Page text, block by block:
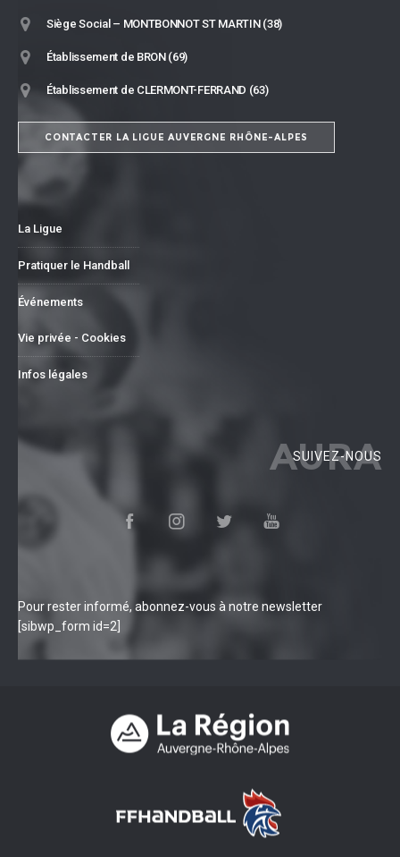
Siège Social – MONTBONNOT ST MARTIN (38)
Établissement de BRON (69)
Établissement de CLERMONT-FERRAND (63)
CONTACTER LA LIGUE AUVERGNE RHÔNE-ALPES
La Ligue
Pratiquer le Handball
Événements
Vie privée - Cookies
Infos légales
AURA
SUIVEZ-NOUS
Pour rester informé, abonnez-vous à notre newsletter
[sibwp_form id=2]